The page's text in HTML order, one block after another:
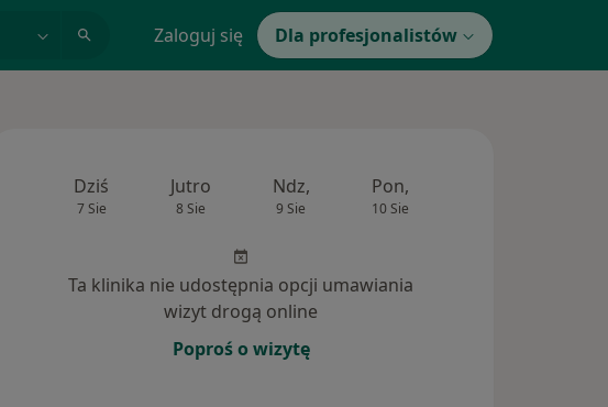
Zaloguj się Dla profesjonalistów
Dziś
7 Sie
Jutro
8 Sie
Ndz,
9 Sie
Pon,
10 Sie
Ta klinika nie udostępnia opcji umawiania
wizyt drogą online
Poproś o wizytę